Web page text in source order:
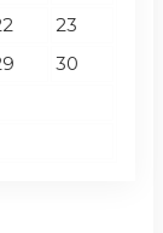
23
30